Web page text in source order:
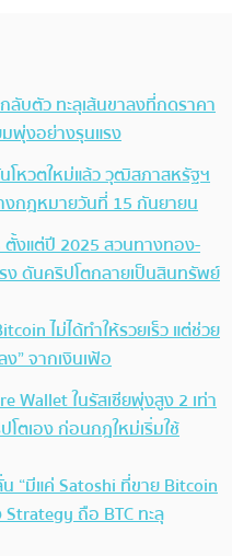
บตัว ทะลุเส้นขาลงที่กดราคา
พุ่งอย่างรุนแรง
นโหวตใหม่แล้ว วุฒิสภาสหรัฐฯ
กฎหมายวันที่ 15 กันยายน
ตั้งแต่ปี 2025 สวนทางทอง-
ง ดันคริปโตกลายเป็นสินทรัพย์
ไม่ได้ทำให้รวยเร็ว แต่ช่วย
” จากเงินเฟ้อ
Wallet ในรัสเซียพุ่งสูง 2 เท่า
ตเอง ก่อนกฎใหม่เริ่มใช้
“มีแค่ Satoshi ที่ขาย Bitcoin
ถือ BTC ทะลุ